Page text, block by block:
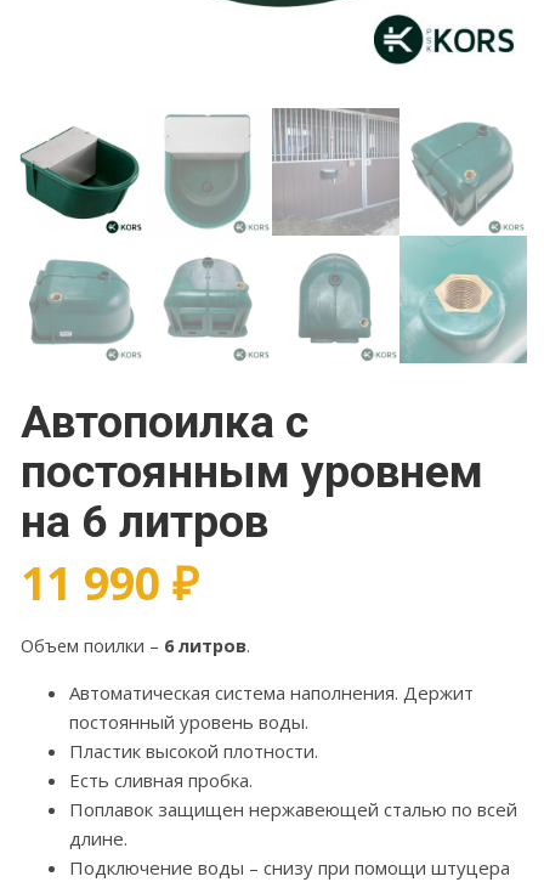
Автопоилка с
постоянным уровнем
на 6 литров
11 990 ₽
Объем поилки – 6 литров.
Автоматическая система наполнения. Держит
постоянный уровень воды.
Пластик высокой плотности.
Есть сливная пробка.
Поплавок защищен нержавеющей сталью по всей
длине.
Подключение воды – снизу при помощи штуцера